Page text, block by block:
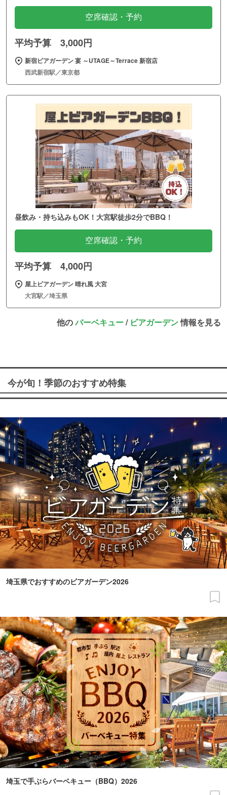
空席確認・予約
平均予算 3,000円
新宿ビアガーデン 宴 ～UTAGE～Terrace 新宿店
西武新宿駅／東京都
昼飲み・持ち込みもOK！大宮駅徒歩2分でBBQ！
空席確認・予約
平均予算 4,000円
屋上ビアガーデン 晴れ風 大宮
大宮駅／埼玉県
他のバーベキュー/ ビアガーデン情報を見る
今が旬！季節のおすすめ特集
埼玉県でおすすめのビアガーデン2026
埼玉で手ぶらバーベキュー（BBQ）2026